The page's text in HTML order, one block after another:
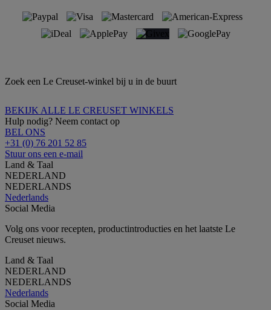
Zoek een Le Creuset-winkel bij u in de buurt
BEKIJK ALLE LE CREUSET WINKELS
Hulp nodig? Neem contact op
BEL ONS
+31 (0) 76 201 52 85
Stuur ons een e-mail
Land & Taal
NEDERLAND
NEDERLANDS
Nederlands
Social Media
Volg ons voor recepten, productintroducties en het laatste Le
Creuset nieuws.
Land & Taal
NEDERLAND
NEDERLANDS
Nederlands
Social Media